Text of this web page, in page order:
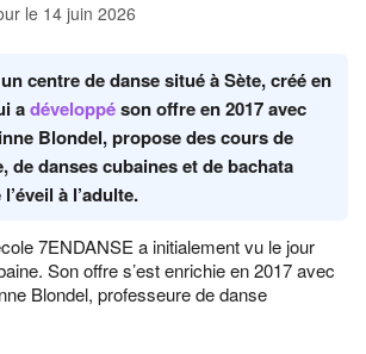
le 14 juin 2026
centre de danse situé à Sète, créé en
adéveloppéson offre en 2017 avec
Blondel, propose des cours de
de danses cubaines et de bachata
à l’adulte.
7ENDANSE a initialement vu le jour
Son offre s’est enrichie en 2017 avec
Blondel, professeure de danse